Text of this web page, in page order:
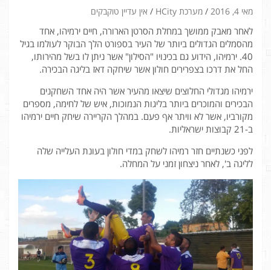
מאי 4, 2016 מערכת HCity אין עדיין טוקבקים
לאחר מאבק ממושך במחלת הסרטן הארורה, חיים ירמיהו, אחד
מהסמלים הגדולים ביותר של העיר בספורט הלך הבוקר לעולמו בגיל
40. ירמיהו, הידוע גם בכינויו "הסילון" אשר ניתן לו בשל מהירותו,
החל את דרכו בצפרירים חולון אשר שיחקה דאז בליגה הבכירה.
ירמיהו מגדולי החלוצים שיצאו מהעיר אשר היה אחד השחקנים
הבכירים והמוכרים ביותר בליגות הנמוכות, איש של לחימה, מספרים
מקורביו, אשר לא וויתר אף פעם. במהלך הקריירה שיחק חיים ירמיהו
ב-21 קבוצות ישראליות.
לפני כשנתיים חזר רמיהו לשחק במדי חולון בעונת העלייה שלה
לליגה ב', לאחר ניצחון זמני על המחלה.